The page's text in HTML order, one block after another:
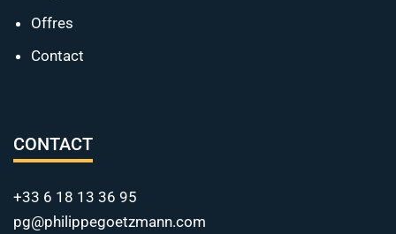
Offres
Contact
CONTACT
+33 6 18 13 36 95
pg@philippegoetzmann.com